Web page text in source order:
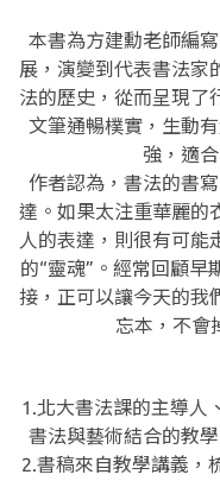
本書為方建勳老師編
展，演變到代表書法家
法的歷史，從而呈現了
文筆通暢樸實，生動
強，適
作者認為，書法的書
達。如果太注重華麗的
人的表達，則很有可能
的“靈魂”。經常回顧早
接，正可以讓今天的我
忘本，不會
1.北大書法課的主導人
書法與藝術結合的教
2.書稿來自教學講義，